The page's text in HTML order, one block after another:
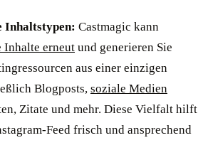
Inhaltstypen: Castmagic kann
Inhalte erneut und generieren Sie
aus einer einzigen
Blogposts, soziale Medien
Zitate und mehr. Diese Vielfalt hilft
Feed frisch und ansprechend